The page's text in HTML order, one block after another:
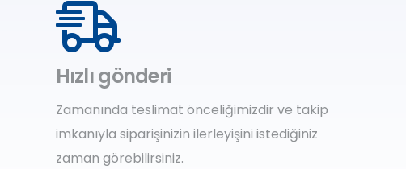
Hızlı gönderi
Zamanında teslimat önceliğimizdir ve takip
imkanıyla siparişinizin ilerleyişini istediğiniz
zaman görebilirsiniz.